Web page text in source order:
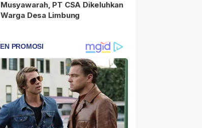
Musyawarah, PT CSA Dikeluhkan
Warga Desa Limbung